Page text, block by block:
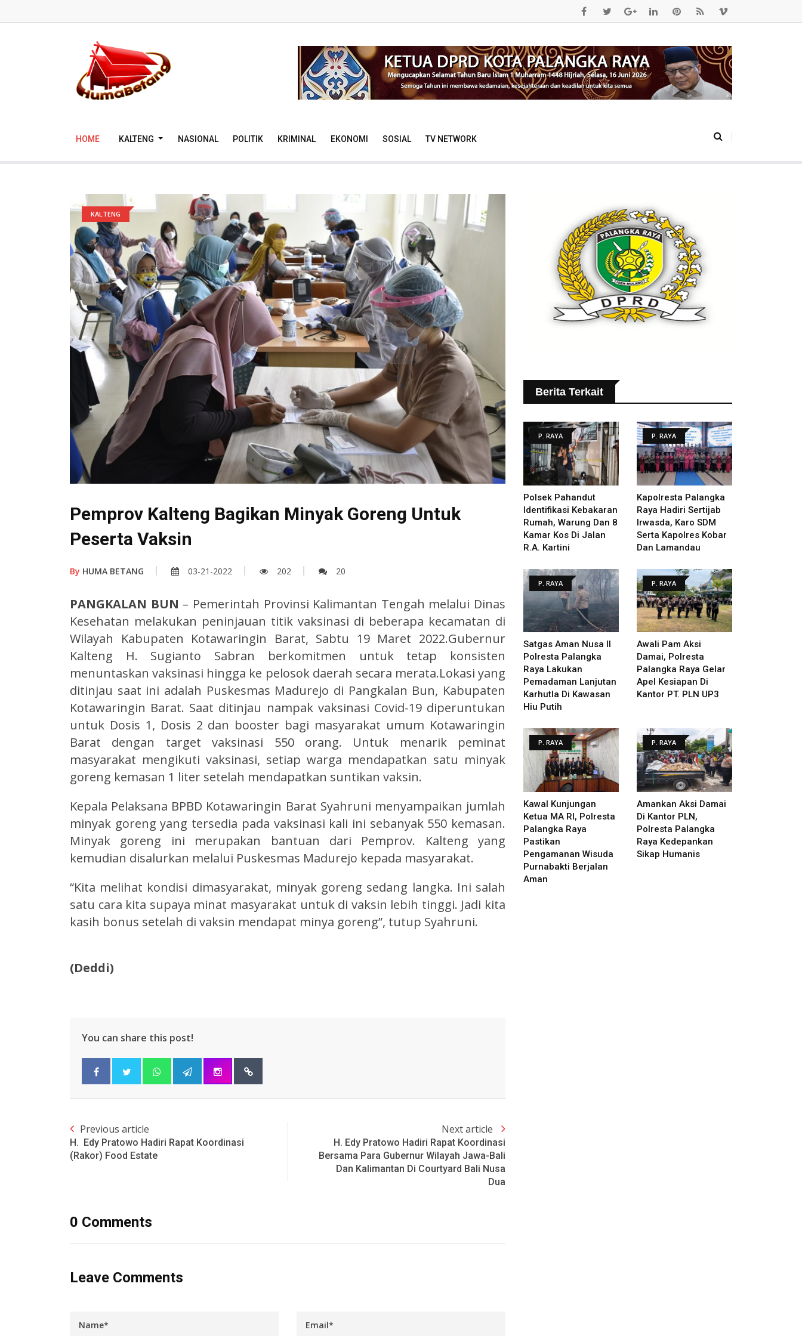
HOME KALTENG NASIONAL POLITIK KRIMINAL EKONOMI SOSIAL TV NETWORK
KALTENG
Pemprov Kalteng Bagikan Minyak Goreng Untuk
Peserta Vaksin
By HUMA BETANG 03-21-2022 202 20
PANGKALAN BUN – Pemerintah Provinsi Kalimantan Tengah melalui Dinas
Kesehatan melakukan peninjauan titik vaksinasi di beberapa kecamatan di
Wilayah Kabupaten Kotawaringin Barat, Sabtu 19 Maret 2022.Gubernur
Kalteng H. Sugianto Sabran berkomitmen untuk tetap konsisten
menuntaskan vaksinasi hingga ke pelosok daerah secara merata.Lokasi yang
ditinjau saat ini adalah Puskesmas Madurejo di Pangkalan Bun, Kabupaten
Kotawaringin Barat. Saat ditinjau nampak vaksinasi Covid-19 diperuntukan
untuk Dosis 1, Dosis 2 dan booster bagi masyarakat umum Kotawaringin
Barat dengan target vaksinasi 550 orang. Untuk menarik peminat
masyarakat mengikuti vaksinasi, setiap warga mendapatkan satu minyak
goreng kemasan 1 liter setelah mendapatkan suntikan vaksin.
Kepala Pelaksana BPBD Kotawaringin Barat Syahruni menyampaikan jumlah
minyak goreng yang tersedia pada vaksinasi kali ini sebanyak 550 kemasan.
Minyak goreng ini merupakan bantuan dari Pemprov. Kalteng yang
kemudian disalurkan melalui Puskesmas Madurejo kepada masyarakat.
“Kita melihat kondisi dimasyarakat, minyak goreng sedang langka. Ini salah
satu cara kita supaya minat masyarakat untuk di vaksin lebih tinggi. Jadi kita
kasih bonus setelah di vaksin mendapat minya goreng”, tutup Syahruni.
(Deddi)
You can share this post!
Previous article
H. Edy Pratowo Hadiri Rapat Koordinasi
(Rakor) Food Estate
Next article
H. Edy Pratowo Hadiri Rapat Koordinasi
Bersama Para Gubernur Wilayah Jawa-Bali
Dan Kalimantan Di Courtyard Bali Nusa
Dua
0 Comments
Leave Comments
Berita Terkait
P. RAYA
Polsek Pahandut
Identifikasi Kebakaran
Rumah, Warung Dan 8
Kamar Kos Di Jalan
R.A. Kartini
P. RAYA
Kapolresta Palangka
Raya Hadiri Sertijab
Irwasda, Karo SDM
Serta Kapolres Kobar
Dan Lamandau
P. RAYA
Satgas Aman Nusa II
Polresta Palangka
Raya Lakukan
Pemadaman Lanjutan
Karhutla Di Kawasan
Hiu Putih
P. RAYA
Awali Pam Aksi
Damai, Polresta
Palangka Raya Gelar
Apel Kesiapan Di
Kantor PT. PLN UP3
P. RAYA
Kawal Kunjungan
Ketua MA RI, Polresta
Palangka Raya
Pastikan
Pengamanan Wisuda
Purnabakti Berjalan
Aman
P. RAYA
Amankan Aksi Damai
Di Kantor PLN,
Polresta Palangka
Raya Kedepankan
Sikap Humanis